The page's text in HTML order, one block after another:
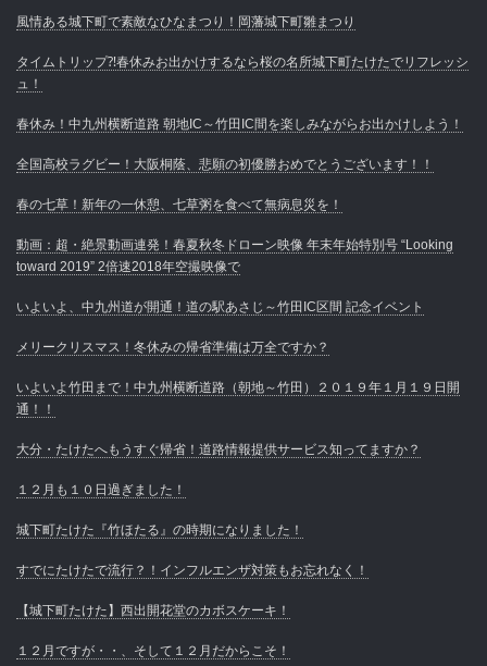
風情ある城下町で素敵なひなまつり！岡藩城下町雛まつり
タイムトリップ⁈春休みお出かけするなら桜の名所城下町たけたでリフレッシ
ュ！
春休み！中九州横断道路 朝地IC～竹田IC間を楽しみながらお出かけしよう！
全国高校ラグビー！大阪桐蔭、悲願の初優勝おめでとうございます！！
春の七草！新年の一休憩、七草粥を食べて無病息災を！
動画：超・絶景動画連発！春夏秋冬ドローン映像 年末年始特別号 “Looking
toward 2019” 2倍速2018年空撮映像で
いよいよ、中九州道が開通！道の駅あさじ～竹田IC区間 記念イベント
メリークリスマス！冬休みの帰省準備は万全ですか？
いよいよ竹田まで！中九州横断道路（朝地～竹田）２０１９年１月１９日開
通！！
大分・たけたへもうすぐ帰省！道路情報提供サービス知ってますか？
１２月も１０日過ぎました！
城下町たけた『竹ほたる』の時期になりました！
すでにたけたで流行？！インフルエンザ対策もお忘れなく！
【城下町たけた】西出開花堂のカボスケーキ！
１２月ですが・・、そして１２月だからこそ！